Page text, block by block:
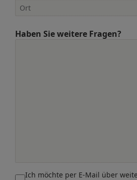
Haben Sie weitere Fragen?
Ich möchte per E-Mail über